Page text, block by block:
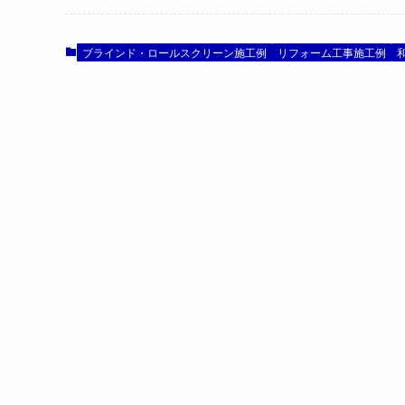
ブラインド・ロールスクリーン施工例 リフォーム工事施工例